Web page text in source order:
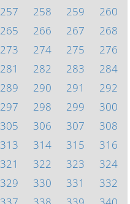
257 258 259
260
265 266 267
268
273 274 275
276
281 282 283
284
289 290 291
292
297 298 299
300
305 306 307
308
313 314 315
316
321 322 323
324
329 330 331
332